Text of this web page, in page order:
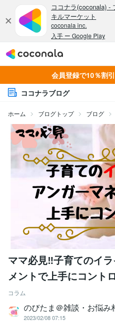
会員登録で10％割
ココナラブログ
ホーム ブログトップ ブログ
ママ必見‼子育てのイ
メントで上手にコント
コラム
のびたま＠雑談・お悩み
2023/02/08 07:15